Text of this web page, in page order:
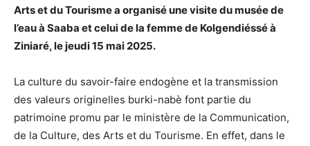
Arts et du Tourisme a organisé une visite du musée de
l’eau à Saaba et celui de la femme de Kolgendiéssé à
Ziniaré, le jeudi 15 mai 2025.
La culture du savoir-faire endogène et la transmission
des valeurs originelles burki-nabè font partie du
patrimoine promu par le ministère de la Communication,
de la Culture, des Arts et du Tourisme. En effet, dans le